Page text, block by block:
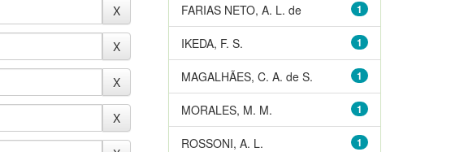
1
FARIAS NETO, A. L. de
1
IKEDA, F. S.
1
MAGALHÃES, C. A. de S.
1
MORALES, M. M.
1
ROSSONI, A. L.